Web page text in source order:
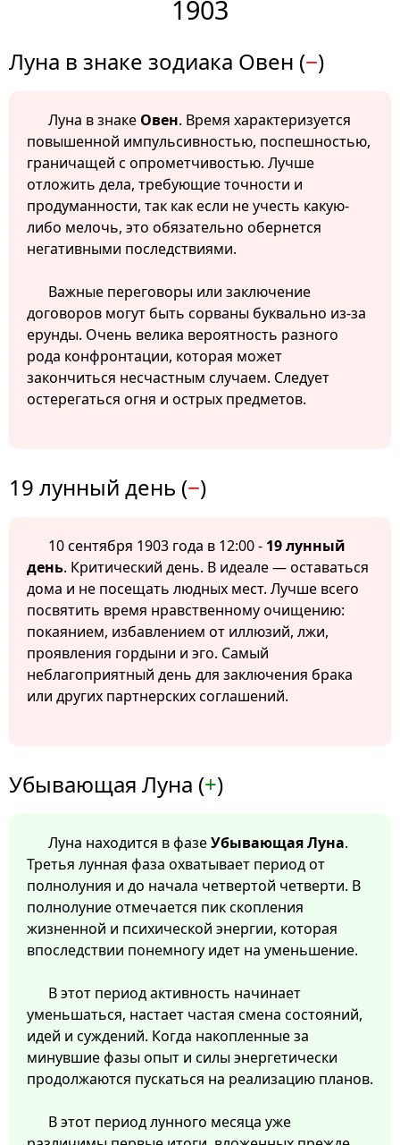
1903
Луна в знаке зодиака Овен (−)
Луна в знаке Овен. Время характеризуется
повышенной импульсивностью, поспешностью,
граничащей с опрометчивостью. Лучше
отложить дела, требующие точности и
продуманности, так как если не учесть какую-
либо мелочь, это обязательно обернется
негативными последствиями.
Важные переговоры или заключение
договоров могут быть сорваны буквально из-за
ерунды. Очень велика вероятность разного
рода конфронтации, которая может
закончиться несчастным случаем. Следует
остерегаться огня и острых предметов.
19 лунный день (−)
10 сентября 1903 года в 12:00 - 19 лунный
день. Критический день. В идеале — оставаться
дома и не посещать людных мест. Лучше всего
посвятить время нравственному очищению:
покаянием, избавлением от иллюзий, лжи,
проявления гордыни и эго. Самый
неблагоприятный день для заключения брака
или других партнерских соглашений.
Убывающая Луна (+)
Луна находится в фазеУбывающая Луна.
Третья лунная фаза охватывает период от
полнолуния и до начала четвертой четверти. В
полнолуние отмечается пик скопления
жизненной и психической энергии, которая
впоследствии понемногу идет на уменьшение.
В этот период активность начинает
уменьшаться, настает частая смена состояний,
идей и суждений. Когда накопленные за
минувшие фазы опыт и силы энергетически
продолжаются пускаться на реализацию планов.
В этот период лунного месяца уже